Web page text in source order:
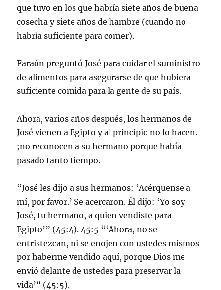
que tuvo en los que habría siete años de buena
cosecha y siete años de hambre (cuando no
habría suficiente para comer).
Faraón preguntó José para cuidar el suministro
de alimentos para asegurarse de que hubiera
suficiente comida para la gente de su país.
Ahora, varios años después, los hermanos de
José vienen a Egipto y al principio no lo hacen.
;no reconocen a su hermano porque había
pasado tanto tiempo.
“José les dijo a sus hermanos: ‘Acérquense a
mí, por favor.’ Se acercaron. Él dijo: ‘Yo soy
José, tu hermano, a quien vendiste para
Egipto’” (45:4). 45:5 “‘Ahora, no se
entristezcan, ni se enojen con ustedes mismos
por haberme vendido aquí, porque Dios me
envió delante de ustedes para preservar la
vida’” (45:5).